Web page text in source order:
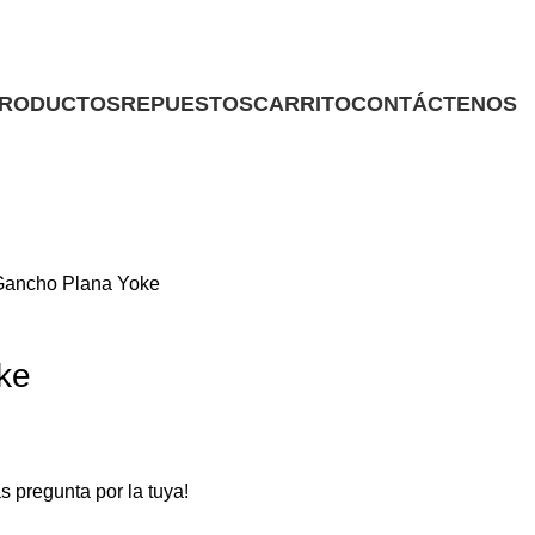
REPUESTOSCARRITOCONTÁCTENOS
Plana Yoke
pregunta por la tuya!